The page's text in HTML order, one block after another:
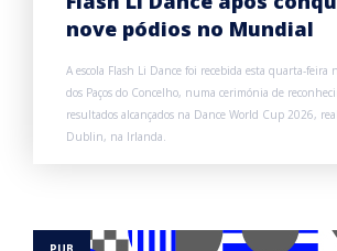
nove pódios no Mundial
A escola Flash Li Dance foi recebida esta quarta-feira
dos Paços do Concelho, numa cerimónia de
resultados alcançados na Dance World Cup 2026,
Dublin, na Irlanda.